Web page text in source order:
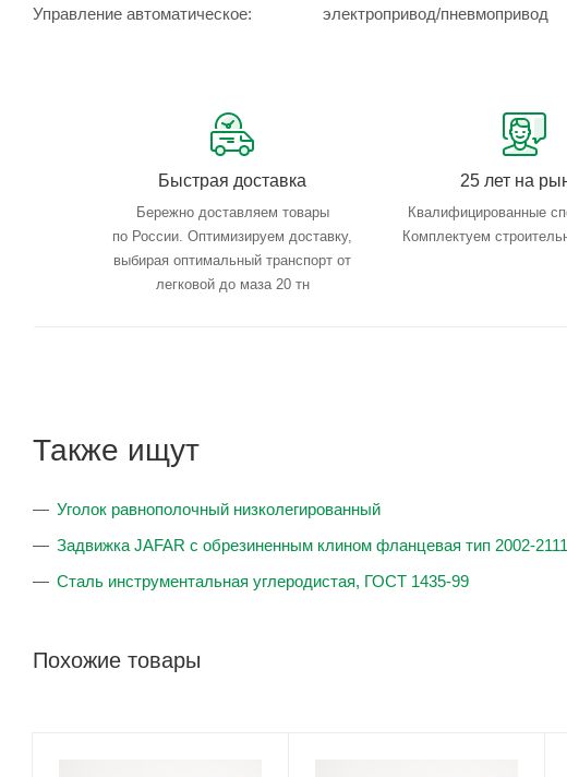
Управление автоматическое:
электропривод/пневмопривод
Быстрая доставка
Бережно доставляем товары
по России. Оптимизируем доставку,
выбирая оптимальный транспорт от
легковой до маза 20 тн
25 лет на
Квалифицированные
Комплектуем
Также ищут
Уголок равнополочный низколегированный
Задвижка JAFAR с обрезиненным клином фланцевая тип 2002-
Сталь инструментальная углеродистая, ГОСТ 1435-99
Похожие товары